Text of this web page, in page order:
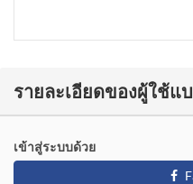
รายละเอียดของผู้ใช้แ
เข้าสู่ระบบด้วย